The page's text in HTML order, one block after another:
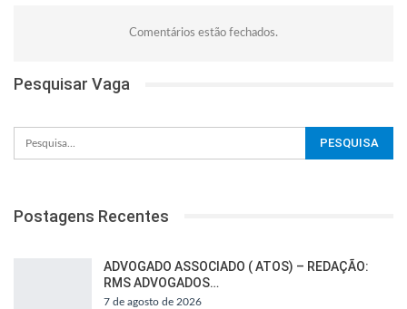
Comentários estão fechados.
Pesquisar Vaga
Postagens Recentes
ADVOGADO ASSOCIADO ( ATOS) – REDAÇÃO:
RMS ADVOGADOS…
7 de agosto de 2026